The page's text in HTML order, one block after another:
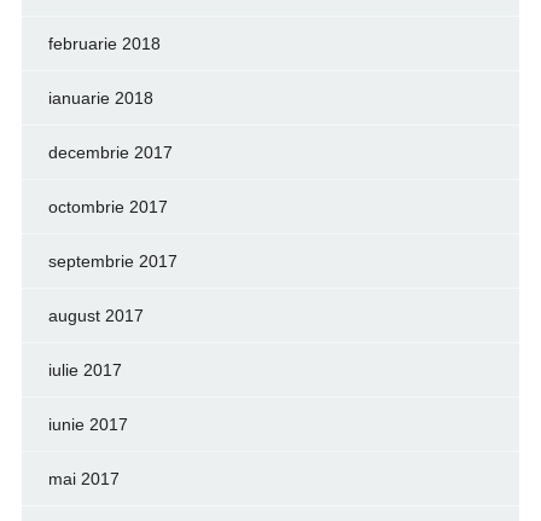
februarie 2018
ianuarie 2018
decembrie 2017
octombrie 2017
septembrie 2017
august 2017
iulie 2017
iunie 2017
mai 2017